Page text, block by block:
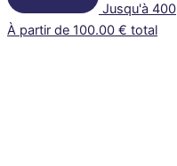
Jusqu'à 400
À partir de 100.00 € total